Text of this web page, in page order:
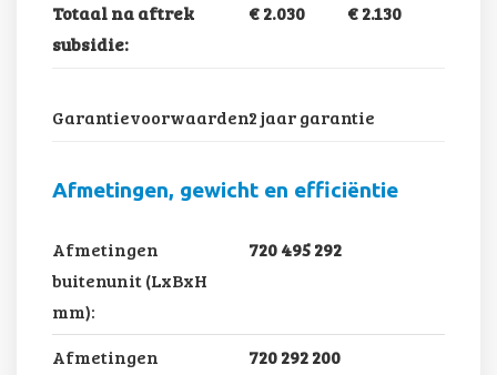
Totaal na aftrek
subsidie:
€ 2.030 € 2.130
Garantievoorwaarden:2 jaar garantie
Afmetingen, gewicht en efficiëntie
Afmetingen
buitenunit (LxBxH
mm):
720 495 292
Afmetingen
720 292 200